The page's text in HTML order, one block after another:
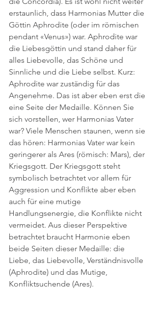
erstaunlich, dass Harmonias Mutter die
Göttin Aphrodite (oder im römischen
pendant «Venus») war. Aphrodite war
die Liebesgöttin und stand daher für
alles Liebevolle, das Schöne und
Sinnliche und die Liebe selbst. Kurz:
Aphrodite war zuständig für das
Angenehme. Das ist aber eben erst die
eine Seite der Medaille. Können Sie
sich vorstellen, wer Harmonias Vater
war? Viele Menschen staunen, wenn sie
das hören: Harmonias Vater war kein
geringerer als Ares (römisch: Mars), der
Kriegsgott. Der Kriegsgott steht
symbolisch betrachtet vor allem für
Aggression und Konflikte aber eben
auch für eine mutige
Handlungsenergie, die Konflikte nicht
vermeidet. Aus dieser Perspektive
betrachtet braucht Harmonie eben
beide Seiten dieser Medaille: die
Liebe, das Liebevolle, Verständnisvolle
(Aphrodite) und das Mutige,
Konfliktsuchende (Ares).